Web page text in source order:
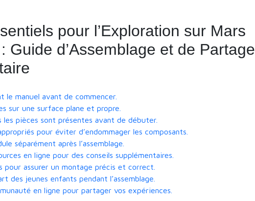
pour l’Exploration sur Mars
Guide d’Assemblage et de Partage
le manuel avant de commencer.
sur une surface plane et propre.
pièces sont présentes avant de débuter.
pour éviter d’endommager les composants.
séparément après l’assemblage.
en ligne pour des conseils supplémentaires.
pour assurer un montage précis et correct.
des jeunes enfants pendant l’assemblage.
en ligne pour partager vos expériences.